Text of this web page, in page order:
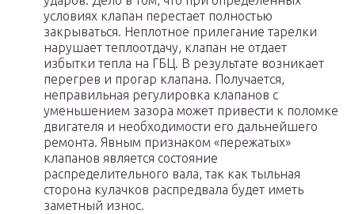
условиях клапан перестает полностью
закрываться. Неплотное прилегание тарелки
нарушает теплоотдачу, клапан не отдает
избытки тепла на ГБЦ. В результате возникает
перегрев и прогар клапана. Получается,
неправильная регулировка клапанов с
уменьшением зазора может привести к поломке
двигателя и необходимости его дальнейшего
ремонта. Явным признаком «пережатых»
клапанов является состояние
распределительного вала, так как тыльная
сторона кулачков распредвала будет иметь
заметный износ.